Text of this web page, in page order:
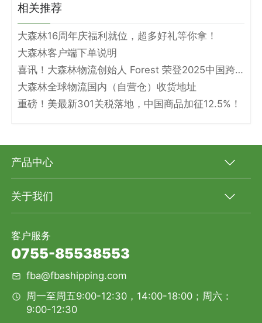
相关推荐
大森林16周年庆福利就位，超多好礼等你拿！
大森林客户端下单说明
喜讯！大森林物流创始人 Forest 荣登2025中国跨境电商物流名人堂！
大森林全球物流国内（自营仓）收货地址
重磅！美最新301关税落地，中国商品加征12.5%！
产品中心
关于我们
客户服务
0755-85538553
fba@fbashipping.com
周一至周五9:00-12:30，14:00-18:00；周六：
9:00-12:30